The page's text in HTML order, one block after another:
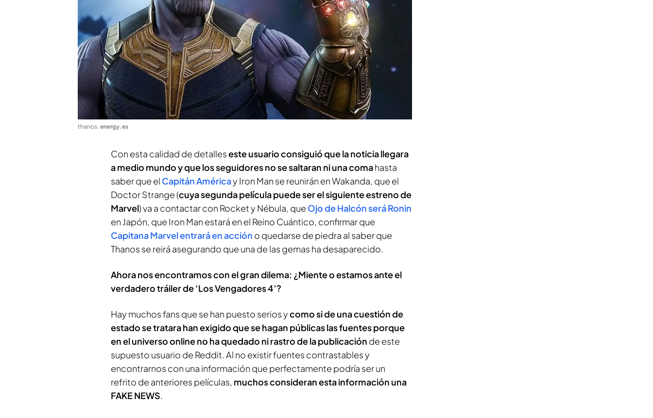
thanos. energy.es
Con esta calidad de detalleseste usuario consiguió que la noticia llegara
a medio mundo y que los seguidores no se saltaran ni una comahasta
saber que el Capitán Américay Iron Man se reunirán en Wakanda, que el
Doctor Strange (cuya segunda película puede ser el siguiente estreno de
Marvel) va a contactar con Rocket y Nébula, que Ojo de Halcón será Ronin
en Japón, que Iron Man estará en el Reino Cuántico, confirmar que
Capitana Marvel entrará en acción o quedarse de piedra al saber que
Thanos se reirá asegurando que una de las gemas ha desaparecido.
Ahora nos encontramos con el gran dilema: ¿Miente o estamos ante el
verdadero tráiler de ‘Los Vengadores 4’?
Hay muchos fans que se han puesto serios ycomo si de una cuestión de
estado se tratara han exigido que se hagan públicas las fuentes porque
en el universo online no ha quedado ni rastro de la publicación de este
supuesto usuario de Reddit. Al no existir fuentes contrastables y
encontrarnos con una información que perfectamente podría ser un
refrito de anteriores películas, muchos consideran esta información una
FAKE NEWS.